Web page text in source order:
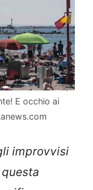
E occhio ai
improvvisi